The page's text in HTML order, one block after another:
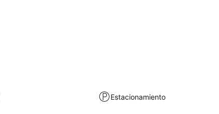
Estacionamiento